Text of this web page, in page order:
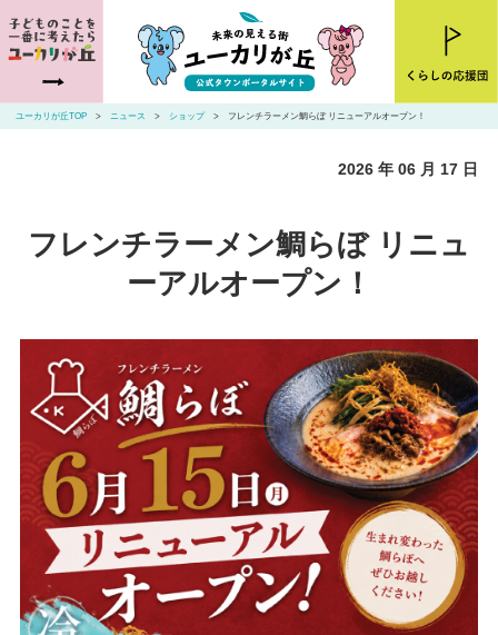
ユーカリが丘とは
ニュース
交通アクセス
山万ユーカリが丘線・こあらバス
ユーカリが丘TOP ニュース ショップ フレンチラーメン鯛らぼ リニューアルオープン！
2026 年 06 月 17 日
フレンチラーメン鯛らぼ リニュ
ーアルオープン！